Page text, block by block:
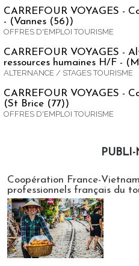
CARREFOUR VOYAGES -
- (Vannes (56))
OFFRES D'EMPLOI TOURISME
CARREFOUR VOYAGES -
ressources humaines H/F -
ALTERNANCE / STAGES TOURISME
CARREFOUR VOYAGES -
(St Brice (77))
OFFRES D'EMPLOI TOURISME
Coopération France-
professionnels français du